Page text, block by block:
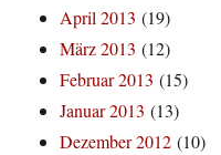
April 2013 (19)
März 2013 (12)
Februar 2013 (15)
Januar 2013 (13)
Dezember 2012 (10)